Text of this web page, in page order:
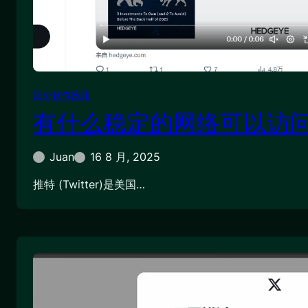
国外软件应用
有什么稳定的网络可以访
Juan
16 8 月, 2025
推特 (Twitter)是美国…